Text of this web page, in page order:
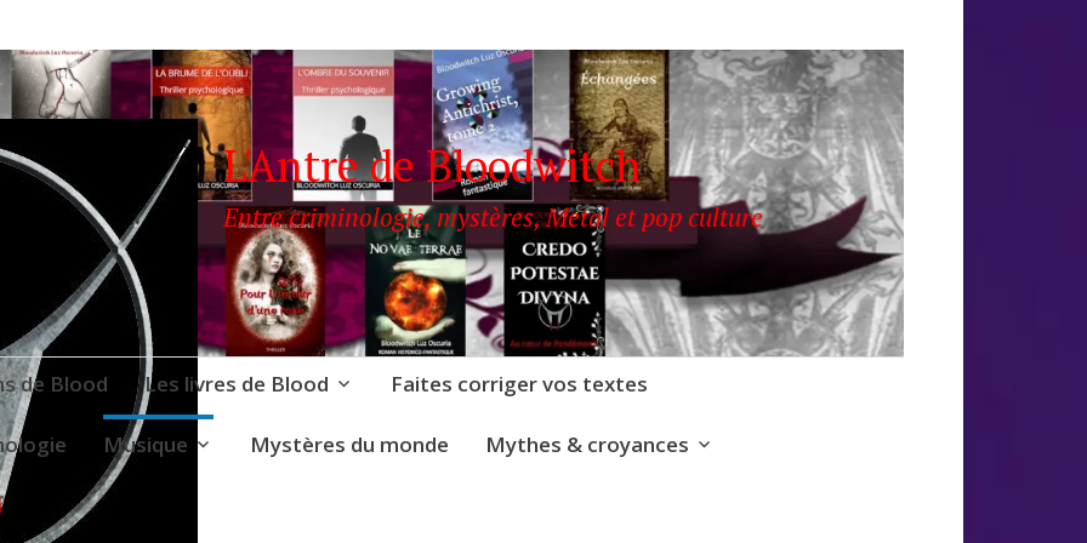
L'Antre de Bloodwitch
Entre criminologie, mystères, Metal et pop culture
de Blood Les livres de Blood Faites corriger vos textes
Musique Mystères du monde Mythes & croyances